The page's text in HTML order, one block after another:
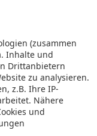
de Albufeira